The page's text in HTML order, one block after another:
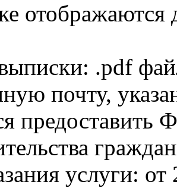
.pdf
почту,
услуги: от